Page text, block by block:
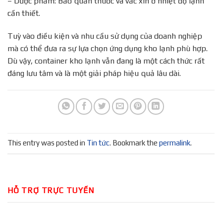
HỖ TRỢ TRỰC TUYẾN
cần thiết.
Tuỳ vào điều kiện và nhu cầu sử dụng của doanh nghiệp
mà có thể đưa ra sự lựa chọn ứng dụng kho lạnh phù hợp.
Dù vậy, container kho lạnh vẫn đang là một cách thức rất
đáng lưu tâm và là một giải pháp hiệu quả lâu dài.
This entry was posted in Tin tức. Bookmark the permalink.